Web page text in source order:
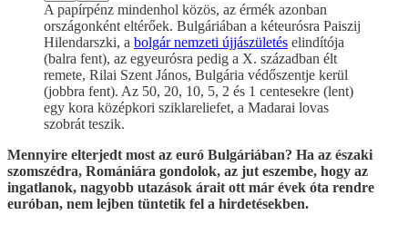
A papírpénz mindenhol közös, az érmék azonban
országonként eltérőek. Bulgáriában a kéteurósra Paiszij
Hilendarszki, a bolgár nemzeti újjászületés elindítója
(balra fent), az egyeurósra pedig a X. században élt
remete, Rilai Szent János, Bulgária védőszentje kerül
(jobbra fent). Az 50, 20, 10, 5, 2 és 1 centesekre (lent)
egy kora középkori sziklareliefet, a Madarai lovas
szobrát teszik.
Mennyire elterjedt most az euró Bulgáriában? Ha az északi
szomszédra, Romániára gondolok, az jut eszembe, hogy az
ingatlanok, nagyobb utazások árait ott már évek óta rendre
euróban, nem lejben tüntetik fel a hirdetésekben.